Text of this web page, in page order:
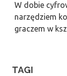
W dobie
narzędziem
graczem w
TAGI